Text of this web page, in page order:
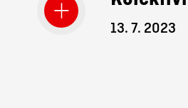
13. 7. 2023